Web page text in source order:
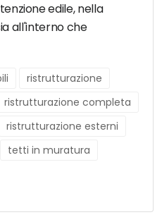
edile, nella
all'interno che
ristrutturazione
ristrutturazione completa
ristrutturazione esterni
tetti in muratura